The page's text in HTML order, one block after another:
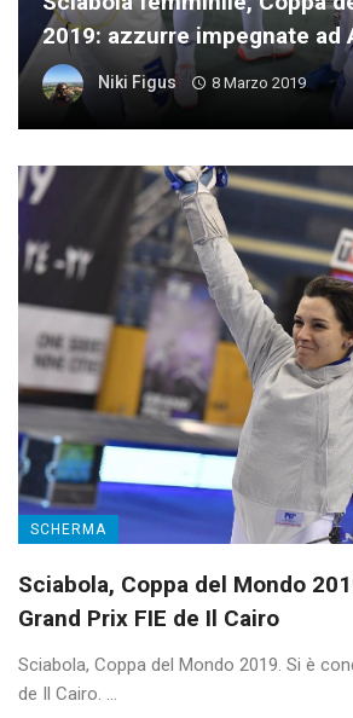
2019: azzurre impegnate ad
Niki Figus 8 Marzo 2019
SCHERMA
Sciabola, Coppa del Mondo
Grand Prix FIE de Il Cairo
Sciabola, Coppa del Mondo 2019. Si è
de Il Cairo. ...